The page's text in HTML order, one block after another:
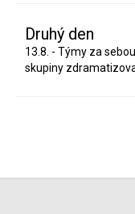
Druhý den
13.8. - Týmy za
skupiny